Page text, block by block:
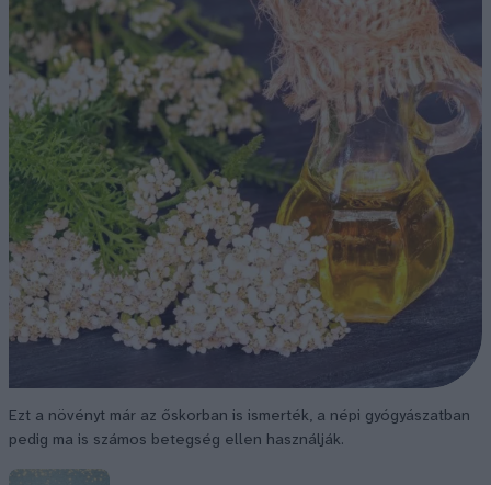
Ezt a növényt már az őskorban is ismerték, a népi gyógyászatban
pedig ma is számos betegség ellen használják.